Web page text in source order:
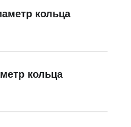
кольца
кольца